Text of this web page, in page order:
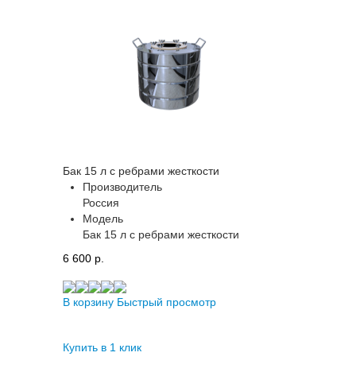
Бак 15 л с ребрами жесткости
Производитель
Россия
Модель
Бак 15 л с ребрами жесткости
6 600 p.
В корзину Быстрый просмотр
Купить в 1 клик